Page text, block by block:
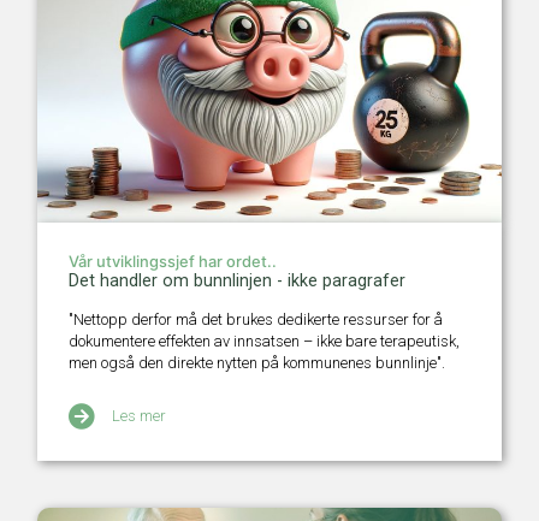
Vår utviklingssjef har ordet..
Det handler om bunnlinjen - ikke paragrafer
"Nettopp derfor må det brukes dedikerte ressurser for å
dokumentere effekten av innsatsen – ikke bare terapeutisk,
men også den direkte nytten på kommunenes bunnlinje".
Les mer